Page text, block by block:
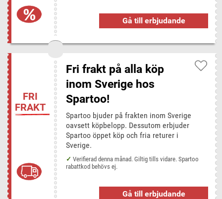
Bianco Footwear
Sneakersnstuff
Populära butiker hos Disconta
Booking.com Dustin Home
Feelunique
Halebop Happy Green
HotelSpecials
Supersavertravel Tre 3
Gå till erbjudande
FRI
FRAKT
Fri frakt på alla köp
inom Sverige hos
Spartoo!
Spartoo bjuder på frakten inom Sverige
oavsett köpbelopp. Dessutom erbjuder
Spartoo öppet köp och fria returer i
Sverige.
Verifierad denna månad. Giltig tills vidare. Spartoo
rabattkod behövs ej.
Gå till erbjudande